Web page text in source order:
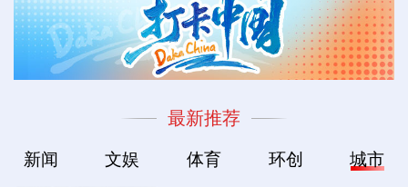
最新推荐
新闻 文娱 体育 环创 城市